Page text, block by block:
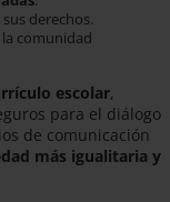
derechos.
comunidad
escolar,
para el diálogo
de comunicación
más igualitaria y